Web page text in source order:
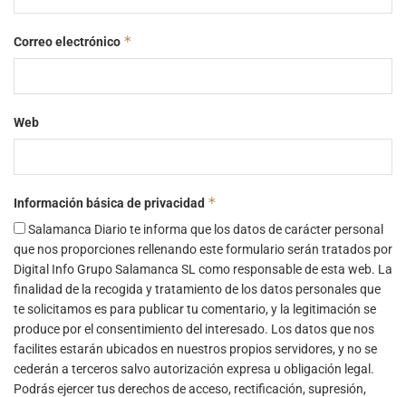
Correo electrónico *
Web
Información básica de privacidad *
Salamanca Diario te informa que los datos de carácter personal
que nos proporciones rellenando este formulario serán tratados por
Digital Info Grupo Salamanca SL como responsable de esta web. La
finalidad de la recogida y tratamiento de los datos personales que
te solicitamos es para publicar tu comentario, y la legitimación se
produce por el consentimiento del interesado. Los datos que nos
facilites estarán ubicados en nuestros propios servidores, y no se
cederán a terceros salvo autorización expresa u obligación legal.
Podrás ejercer tus derechos de acceso, rectificación, supresión,